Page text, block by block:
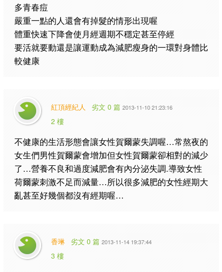
多青春痘
嚴重一點的人還會有掉髮的情形出現喔
體重快速下降會使月經週期不穩定甚至停經
要活就要動還是讓運動成為減肥瘦身的一環對身體比
較健康
紅頂經紀人 劣文 0 篇 2013-11-10 21:23:16
2 樓
不健康的生活形態會讓女性賀爾蒙失調喔…常熬夜的
女生們男性賀爾蒙會增加但女性賀爾蒙卻相對的減少
了…營養不良和過度減肥會有內分泌失調.導致女性
荷爾蒙刺激不足而減量…所以很多減肥的女性經期大
亂甚至好幾個都沒有經期喔…
香琳 劣文 0 篇 2013-11-14 19:37:44
3 樓